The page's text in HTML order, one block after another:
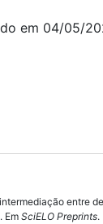
em 04/05/
entre
Em SciELO Preprints.